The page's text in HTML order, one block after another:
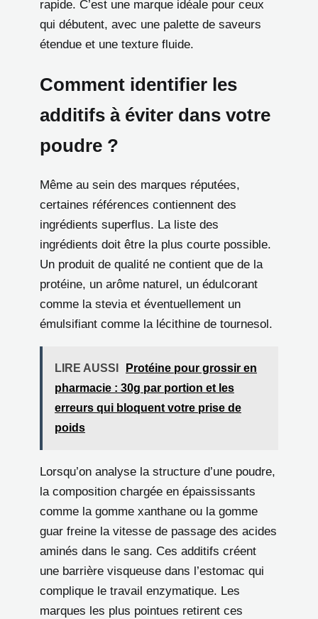
rapide. C’est une marque idéale pour ceux
qui débutent, avec une palette de saveurs
étendue et une texture fluide.
Comment identifier les
additifs à éviter dans votre
poudre ?
Même au sein des marques réputées,
certaines références contiennent des
ingrédients superflus. La liste des
ingrédients doit être la plus courte possible.
Un produit de qualité ne contient que de la
protéine, un arôme naturel, un édulcorant
comme la stevia et éventuellement un
émulsifiant comme la lécithine de tournesol.
LIRE AUSSI
Protéine pour grossir en
pharmacie : 30g par portion et les
erreurs qui bloquent votre prise de
poids
Lorsqu’on analyse la structure d’une poudre,
la composition chargée en épaississants
comme la gomme xanthane ou la gomme
guar freine la vitesse de passage des acides
aminés dans le sang. Ces additifs créent
une barrière visqueuse dans l’estomac qui
complique le travail enzymatique. Les
marques les plus pointues retirent ces